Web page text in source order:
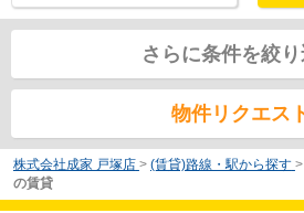
さらに条件を絞
物件リクエス
株式会社成家 戸塚店 > (賃貸)路線・駅から探す >
の賃貸